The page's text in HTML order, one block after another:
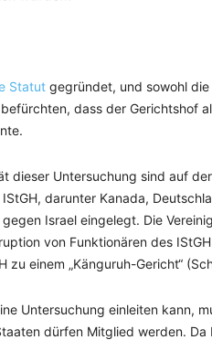
Statut gegründet, und sowohl
dass der Gerichtshof
dieser Untersuchung sind auf
darunter Kanada,
Israel eingelegt. Die
von Funktionären des
zu einem „Känguruh-Gericht“
Untersuchung einleiten kann,
dürfen Mitglied werden.